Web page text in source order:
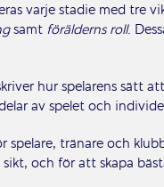
varje stadie med tre
samt förälderns roll.
hur spelarens sätt
av spelet och
tränare och
och för att skapa